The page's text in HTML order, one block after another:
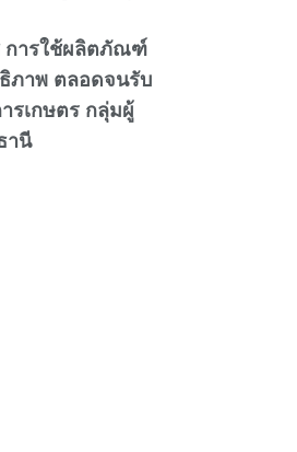
การใช้ผลิตภัณฑ์
ภาพ ตลอดจนรับ
รเกษตร กลุ่มผู้
านี